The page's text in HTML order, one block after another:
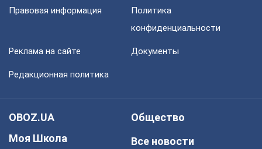
Правовая информация
Политика
конфиденциальности
Реклама на сайте Документы
Редакционная политика
OBOZ.UA
Моя Школа
Общество
Все новости